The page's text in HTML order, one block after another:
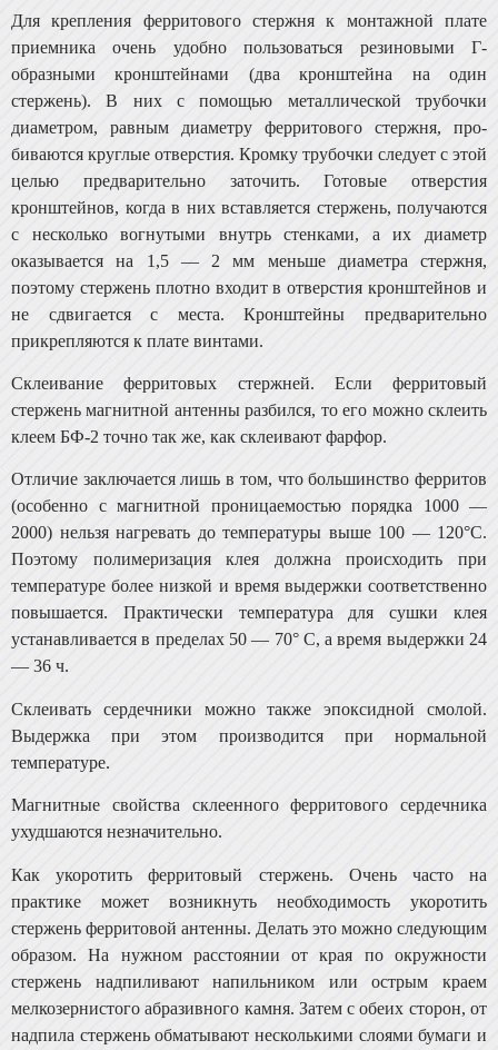
Для крепления ферритового стержня к монтажной плате
приемника очень удобно пользоваться резиновыми Г-
образными кронштейнами (два кронштейна на один
стержень). В них с помощью металлической трубочки
диаметром, равным диаметру ферритового стержня, про­
биваются круглые отверстия. Кромку трубочки следует с этой
целью предварительно заточить. Готовые отвер­стия
кронштейнов, когда в них вставляется стержень, получаются
с несколько вогнутыми внутрь стенками, а их диаметр
оказывается на 1,5 — 2 мм меньше диаметра стер­жня,
поэтому стержень плотно входит в отверстия крон­штейнов и
не сдвигается с места. Кронштейны предвари­тельно
прикрепляются к плате винтами.
Склеивание ферритовых стержней. Если ферритовый
стержень магнитной антенны разбился, то его можно склеить
клеем БФ-2 точно так же, как склеивают фар­фор.
Отличие заключается лишь в том, что большинство ферритов
(особенно с магнитной проницаемостью поряд­ка 1000 —
2000) нельзя нагревать до температуры выше 100 — 120°С.
Поэтому полимеризация клея должна проис­ходить при
температуре более низкой и время выдержки соответственно
повышается. Практически температура для сушки клея
устанавливается в пределах 50 — 70° С, а время выдержки 24
— 36 ч.
Склеивать сердечники можно также эпоксидной смо­лой.
Выдержка при этом производится при нормальной
температуре.
Магнитные свойства склеенного ферритового сердеч­ника
ухудшаются незначительно.
Как укоротить ферритовый стержень. Очень часто на
практике может возникнуть необходимость укоротить
стержень ферритовой антенны. Делать это можно следу­ющим
образом. На нужном расстоянии от края по ок­ружности
стержень надпиливают напильником или острым краем
мелкозернистого абразивного камня. Затем с обеих сторон, от
надпила стержень обматывают несколь­кими слоями бумаги и